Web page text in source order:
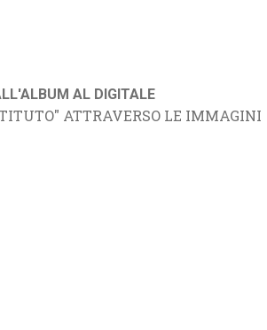
AL DIGITALE
ATTRAVERSO LE IMMAGINI